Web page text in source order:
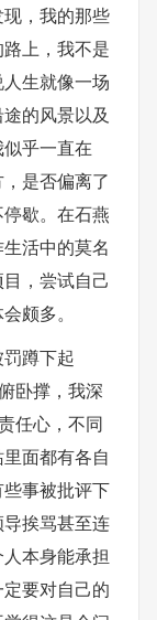
，我的那些
上，我不是
生就像一场
的风景以及
乎一直在
是否偏离了
歇。在石燕
活中的莫名
，尝试自己
颇多。
蹲下起
卧撑，我深
任心，不同
面都有各自
事被批评下
挨骂甚至连
本身能承担
要对自己的